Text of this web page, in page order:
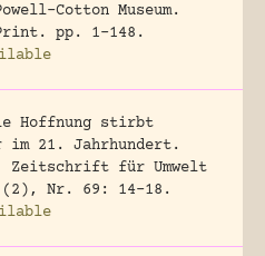
Cotton Museum.
pp. 1-148.
Hoffnung stirbt
im 21. Jahrhundert.
Zeitschrift für Umwelt
(2), Nr. 69: 14-18.